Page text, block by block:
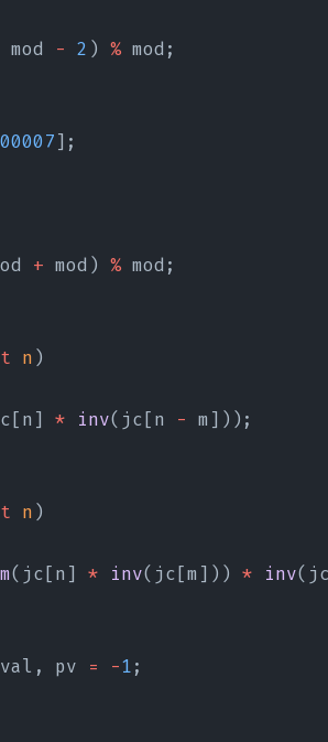
- 2 ) % mod;
];
+ mod) % mod;
n)
* inv(jc[n - m]));
n)
(jc[n] * inv(jc[m])) * inv
pv = -1;